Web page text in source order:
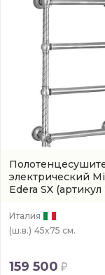
электрический
Edera SX (артикул
Италия
(ш.в.) 45x75 см.
159 500